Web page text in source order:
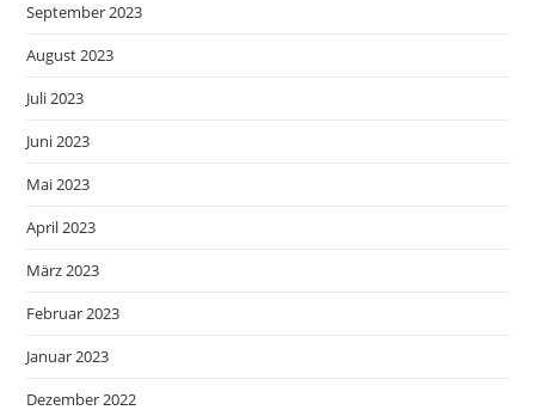
September 2023
August 2023
Juli 2023
Juni 2023
Mai 2023
April 2023
März 2023
Februar 2023
Januar 2023
Dezember 2022